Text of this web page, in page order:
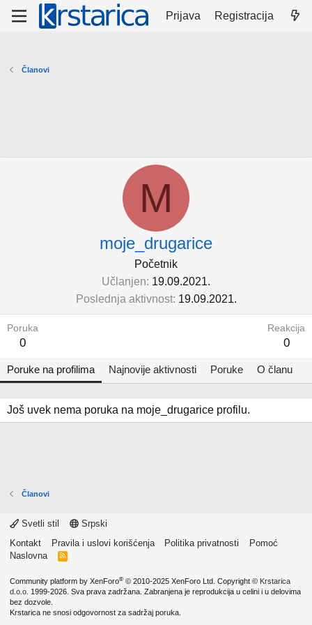
Prijava Registracija
Članovi
M
moje_drugarice
Početnik
Učlanjen 19.09.2021.
Poslednja aktivnost 19.09.2021.
Poruka
0
Reakcija
0
Poruke na profilima Najnovije aktivnosti Poruke O članu
Još uvek nema poruka na moje_drugarice profilu.
Članovi
Svetli stil
Srpski
Kontakt
Pravila i uslovi korišćenja Politika privatnosti
Pomoć
Naslovna
R
Community platform by XenForo® © 2010-2025 XenForo Ltd. Copyright © Krstarica
d.o.o. 1999-2026. Sva prava zadržana. Zabranjena je reprodukcija u celini i u delovima
bez dozvole.
Krstarica ne snosi odgovornost za sadržaj poruka.